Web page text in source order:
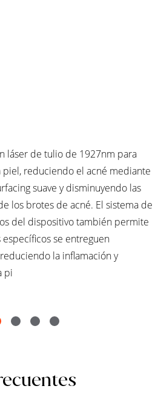
láser de tulio de 1927nm para
piel, reduciendo el acné mediante
suave y disminuyendo las
los brotes de acné. El sistema de
del dispositivo también permite
se entreguen
la inflamación y
pi